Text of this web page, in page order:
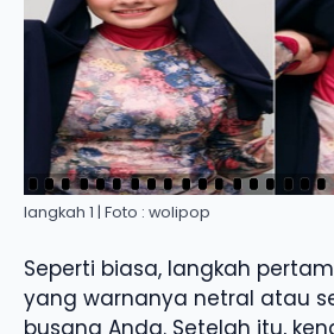
langkah 1 | Foto : wolipop
Seperti biasa, langkah
yang warnanya netral atau
busana Anda. Setelah itu,